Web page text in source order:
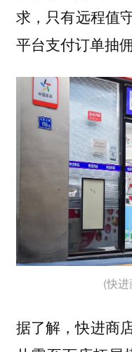
求，只有远程值
平台支付订单抽佣
(快
据了解，快进商